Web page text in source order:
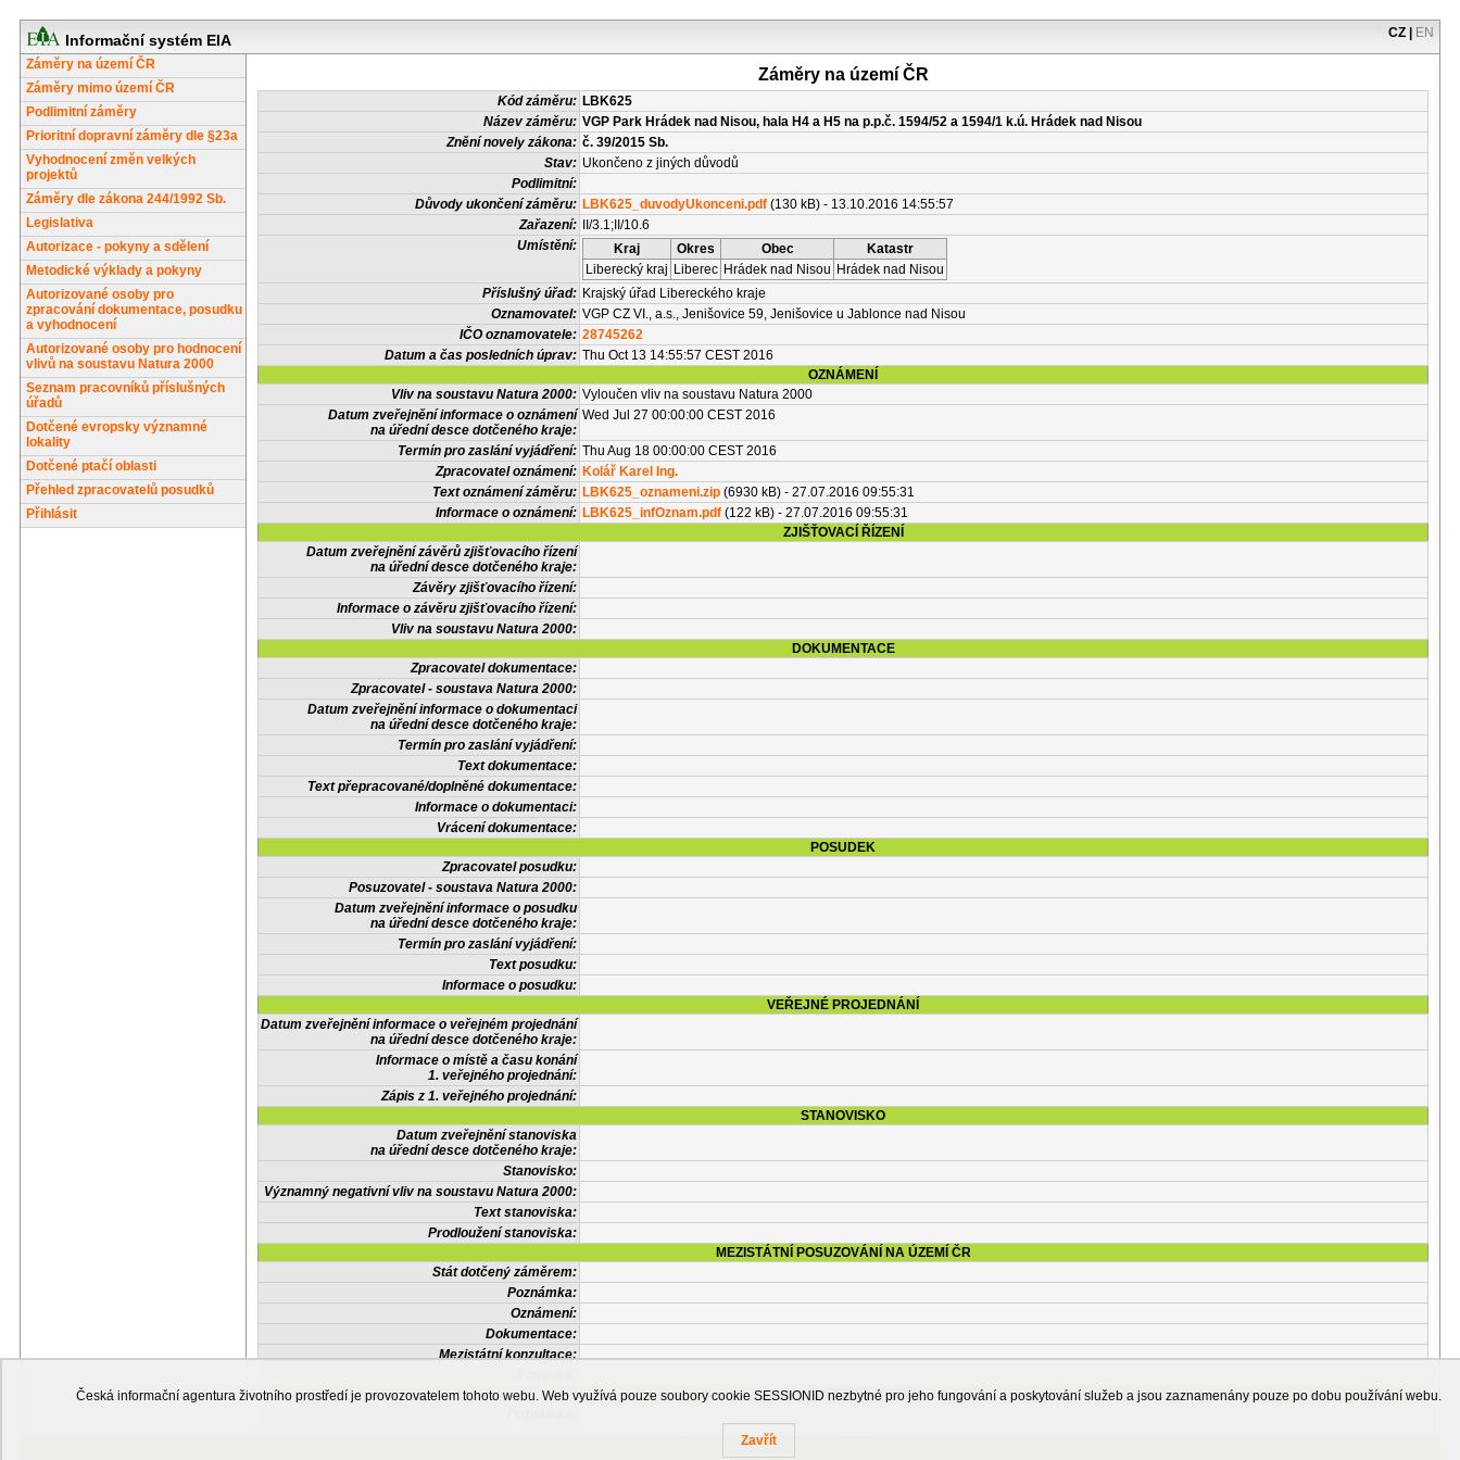
Informační systém EIA CZ EN
Záměry na území ČR
Záměry mimo území ČR
Podlimitní záměry
Prioritní dopravní záměry dle §23a
Vyhodnocení změn velkých
projektů
Záměry dle zákona 244/1992 Sb.
Legislativa
Autorizace - pokyny a sdělení
Metodické výklady a pokyny
Autorizované osoby pro
zpracování dokumentace, posudku
a vyhodnocení
Autorizované osoby pro hodnocení
vlivů na soustavu Natura 2000
Seznam pracovníků příslušných
úřadů
Dotčené evropsky významné
lokality
Dotčené ptačí oblasti
Přehled zpracovatelů posudků
Přihlásit
Záměry na území ČR
Kód záměru: LBK625
Název záměru: VGP Park Hrádek nad Nisou, hala H4 a H5 na p.p.č. 1594/52 a 1594/1 k.ú. Hrádek nad Nisou
Znění novely zákona: č. 39/2015 Sb.
Stav: Ukončeno z jiných důvodů
Podlimitní:
Důvody ukončení záměru: LBK625_duvodyUkonceni.pdf (130 kB) - 13.10.2016 14:55:57
Zařazení:
II/3.1;II/10.6
Umístění:
Kraj Okres Obec
Katastr
Liberecký kraj Liberec Hrádek nad Nisou Hrádek nad Nisou
Příslušný úřad: Krajský úřad Libereckého kraje
Oznamovatel: VGP CZ VI., a.s., Jenišovice 59, Jenišovice u Jablonce nad Nisou
IČO oznamovatele: 28745262
Datum a čas posledních úprav: Thu Oct 13 14:55:57 CEST 2016
OZNÁMENÍ
Vliv na soustavu Natura 2000: Vyloučen vliv na soustavu Natura 2000
Datum zveřejnění informace o oznámení
na úřední desce dotčeného kraje:
Wed Jul 27 00:00:00 CEST 2016
Termín pro zaslání vyjádření: Thu Aug 18 00:00:00 CEST 2016
Zpracovatel oznámení: Kolář Karel Ing.
Text oznámení záměru: LBK625_oznameni.zip (6930 kB) - 27.07.2016 09:55:31
Informace o oznámení: LBK625_infOznam.pdf (122 kB) - 27.07.2016 09:55:31
ZJIŠŤOVACÍ ŘÍZENÍ
Datum zveřejnění závěrů zjišťovacího řízení
na úřední desce dotčeného kraje:
Závěry zjišťovacího řízení:
Informace o závěru zjišťovacího řízení:
Vliv na soustavu Natura 2000:
DOKUMENTACE
Zpracovatel dokumentace:
Zpracovatel - soustava Natura 2000:
Datum zveřejnění informace o dokumentaci
na úřední desce dotčeného kraje:
Termín pro zaslání vyjádření:
Text dokumentace:
Text přepracované/doplněné dokumentace:
Informace o dokumentaci:
Vrácení dokumentace:
POSUDEK
Zpracovatel posudku:
Posuzovatel - soustava Natura 2000:
Datum zveřejnění informace o posudku
na úřední desce dotčeného kraje:
Termín pro zaslání vyjádření:
Text posudku:
Informace o posudku:
VEŘEJNÉ PROJEDNÁNÍ
Datum zveřejnění informace o veřejném projednání
na úřední desce dotčeného kraje:
Informace o místě a času konání
1. veřejného projednání:
Zápis z 1. veřejného projednání:
STANOVISKO
Datum zveřejnění stanoviska
na úřední desce dotčeného kraje:
Stanovisko:
Významný negativní vliv na soustavu Natura 2000:
Text stanoviska:
Prodloužení stanoviska:
MEZISTÁTNÍ POSUZOVÁNÍ NA ÚZEMÍ ČR
Stát dotčený záměrem:
Poznámka:
Oznámení:
Dokumentace:
Mezistátní konzultace:
OSTATNÍ INFORMACE
Česká informační agentura životního prostředí
Česká informační agentura životního prostředí je provozovatelem tohoto webu. Web využívá pouze soubory cookie SESSIONID nezbytné pro jeho fungování a poskytování služeb a jsou zaznamenány pouze po dobu používání webu.
Zavřít